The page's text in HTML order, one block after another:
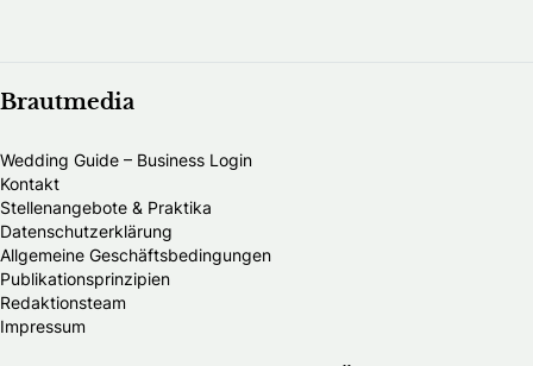
Brautmedia
Wedding Guide – Business Login
Kontakt
Stellenangebote & Praktika
Datenschutzerklärung
Allgemeine Geschäftsbedingungen
Publikationsprinzipien
Redaktionsteam
Impressum